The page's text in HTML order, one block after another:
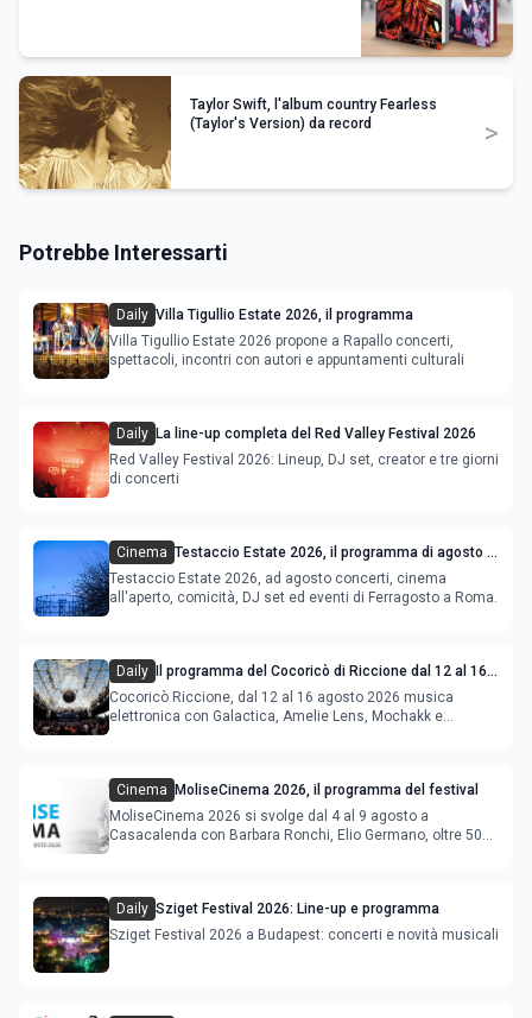
Taylor Swift, l'album country Fearless
(Taylor's Version) da record
>
Potrebbe Interessarti
Daily Villa Tigullio Estate 2026, il programma
Villa Tigullio Estate 2026 propone a Rapallo concerti,
spettacoli, incontri con autori e appuntamenti culturali
Daily La line-up completa del Red Valley Festival 2026
Red Valley Festival 2026: Lineup, DJ set, creator e tre giorni
di concerti
Cinema Testaccio Estate 2026, il programma di agosto e
Ferragosto
Testaccio Estate 2026, ad agosto concerti, cinema
all'aperto, comicità, DJ set ed eventi di Ferragosto a Roma.
Daily
Il programma del Cocoricò di Riccione dal 12 al 16
agosto 2026
Cocoricò Riccione, dal 12 al 16 agosto 2026 musica
elettronica con Galactica, Amelie Lens, Mochakk e
Cinema
MoliseCinema 2026, il programma del festival
MoliseCinema 2026 si svolge dal 4 al 9 agosto a
Casacalenda con Barbara Ronchi, Elio Germano, oltre 50
Daily Sziget Festival 2026: Line-up e programma
Sziget Festival 2026 a Budapest: concerti e novità musicali